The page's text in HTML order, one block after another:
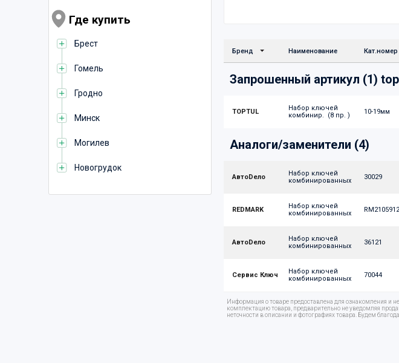
Где купить
Брест
Гомель
Гродно
Минск
Могилев
Новогрудок
Бренд Наименование Кат.номер
Запрошенный артикул (1)
TOPTUL
Набор ключей
комбинир.  (8 пр. )
10-19мм
Аналоги/заменители (4)
АвтоDело
Набор ключей
комбинированных
30029
REDMARK
Набор ключей
комбинированных
АвтоDело
Набор ключей
комбинированных
36121
Сервис Ключ
Набор ключей
комбинированных
70044
Информация о товаре предоставлена для ознакомления и
комплектацию товара, предварительно не уведомляя
неточности в описании и фотографиях товара. Будем